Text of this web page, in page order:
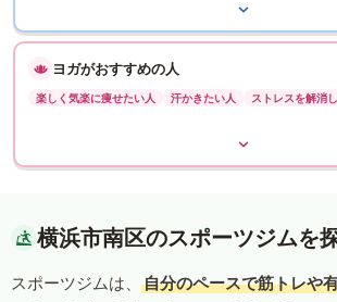
ヨガがおすすめの人
楽しく気楽に痩せたい人 汗かきたい人 ストレスを解消
横浜市南区のスポーツジムを
スポーツジムは、
自分のペースで筋トレや